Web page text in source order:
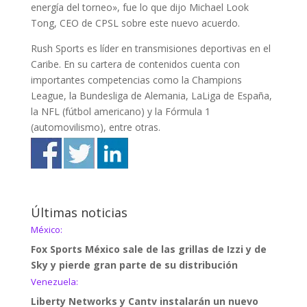
energía del torneo», fue lo que dijo Michael Look
Tong, CEO de CPSL sobre este nuevo acuerdo.
Rush Sports es líder en transmisiones deportivas en el
Caribe. En su cartera de contenidos cuenta con
importantes competencias como la Champions
League, la Bundesliga de Alemania, LaLiga de España,
la NFL (fútbol americano) y la Fórmula 1
(automovilismo), entre otras.
Últimas noticias
México:
Fox Sports México sale de las grillas de Izzi y de
Sky y pierde gran parte de su distribución
Venezuela:
Liberty Networks y Cantv instalarán un nuevo